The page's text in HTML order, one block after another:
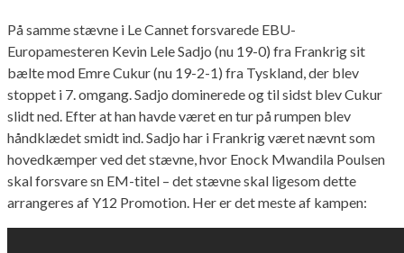
På samme stævne i Le Cannet forsvarede EBU-
Europamesteren Kevin Lele Sadjo (nu 19-0) fra Frankrig sit
bælte mod Emre Cukur (nu 19-2-1) fra Tyskland, der blev
stoppet i 7. omgang. Sadjo dominerede og til sidst blev Cukur
slidt ned. Efter at han havde været en tur på rumpen blev
håndklædet smidt ind. Sadjo har i Frankrig været nævnt som
hovedkæmper ved det stævne, hvor Enock Mwandila Poulsen
skal forsvare sn EM-titel – det stævne skal ligesom dette
arrangeres af Y12 Promotion. Her er det meste af kampen: